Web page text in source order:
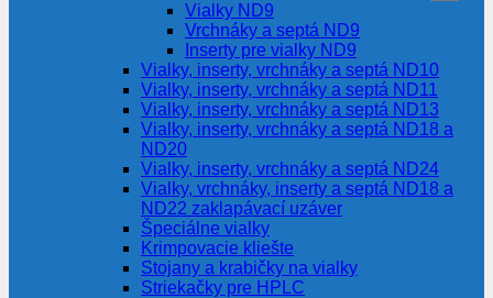
Vialky ND9
Vrchnáky a septá ND9
Inserty pre vialky ND9
Vialky, inserty, vrchnáky a septá ND10
Vialky, inserty, vrchnáky a septá ND11
Vialky, inserty, vrchnáky a septá ND13
Vialky, inserty, vrchnáky a septá ND18 a
ND20
Vialky, inserty, vrchnáky a septá ND24
Vialky, vrchnáky, inserty a septá ND18 a
ND22 zaklapávací uzáver
Špeciálne vialky
Krimpovacie kliešte
Stojany a krabičky na vialky
Striekačky pre HPLC